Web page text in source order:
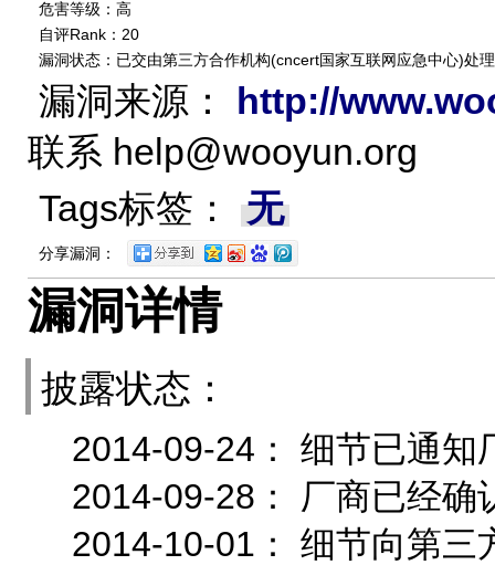
危害等级：高
自评Rank：20
漏洞状态：已交由第三方合作机构(cncert国家互联网应急中心)处理
漏洞来源： http://
联系 help@wooyun.org
Tags标签：
无
分享漏洞：
漏洞详情
披露状态：
2014-09-24： 细节已通知
2014-09-28： 厂商已经确
2014-10-01： 细节向第三